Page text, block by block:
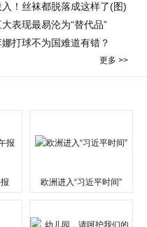
！丝袜都脱落成这样了(图)
表现最易沦为“替代品”
打球不为国难道有错？
更多 >>
欧洲进入“习近平时间”